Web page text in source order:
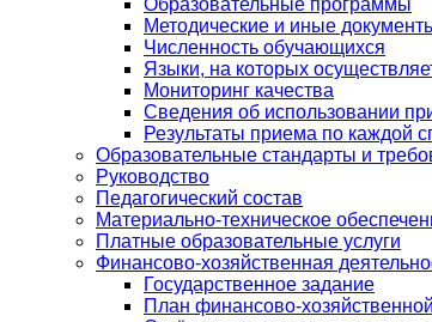
Образовательные программы
Методические и иные
Численность обучающихся
Языки, на которых
Мониторинг качества
Сведения об использовании
Результаты приема по каждой
Образовательные стандарты и
Руководство
Педагогический состав
Материально-техническое
Платные образовательные услуги
Финансово-хозяйственная
Государственное задание
План финансово-